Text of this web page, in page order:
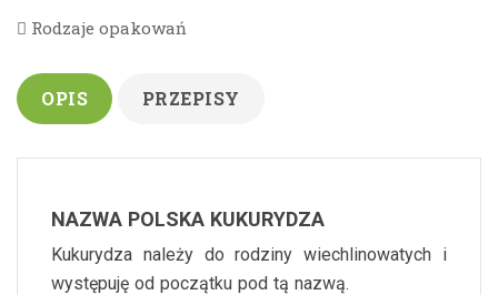
Rodzaje opakowań
OPIS PRZEPISY
NAZWA POLSKA KUKURYDZA
Kukurydza należy do rodziny wiechlinowatych i
występuję od początku pod tą nazwą.